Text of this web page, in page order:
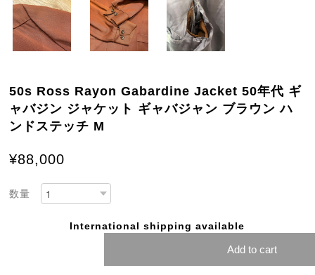
50s Ross Rayon Gabardine Jacket 50年代 ギ
ャバジン ジャケット ギャバジャン ブラウン ハ
ンドステッチ M
¥88,000
数量
International shipping available
Add to cart